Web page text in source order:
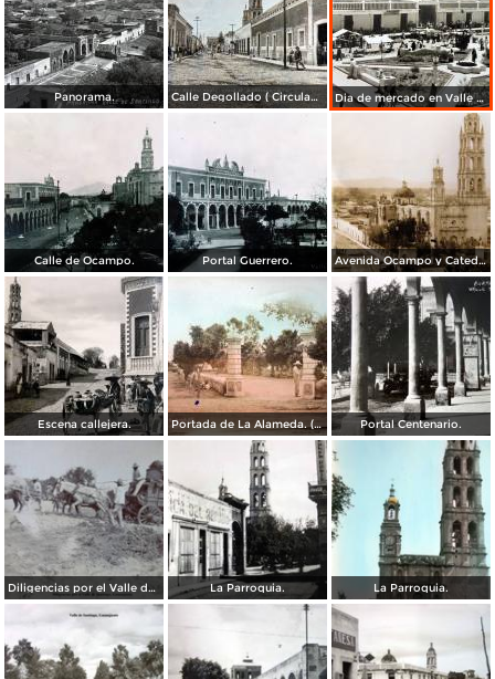
Panorama. Calle Degollado ( Circulada el dia 2 de Enero de 1928 ) . Dia de mercado en Valle de Santiago, Guanajuato.
Calle de Ocampo. Portal Guerrero. Avenida Ocampo y Catedral en Valle de Santiago, Guanajuato. ( Circulada el 18 de Abril de 1931 ).
Escena callejera. Portada de La Alameda. ( Circulada el 23 de Mayo de 1948 ). Portal Centenario.
Diligencias por el Valle de Santiago, Guanajuato. La Parroquia. La Parroquia.